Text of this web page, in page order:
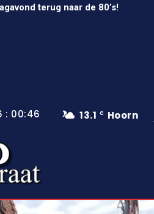
terug naar de 80’s!
in Wervershoof
13.1 C Hoorn
: 00:46